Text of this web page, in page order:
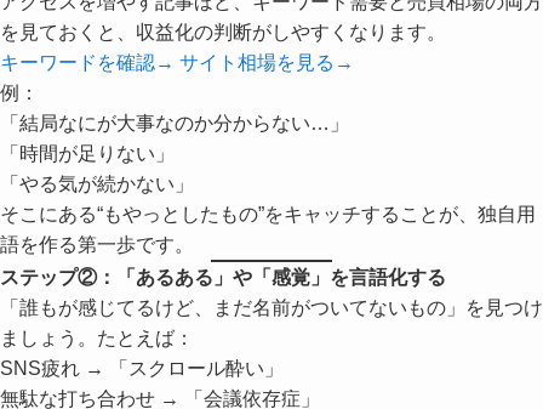
を見ておくと、収益化の判断がしやすくなります。
キーワードを確認→ サイト相場を見る →
例：
「結局なにが大事なのか分からない…」
「時間が足りない」
「やる気が続かない」
そこにある“もやっとしたもの”をキャッチすることが、独自用
語を作る第一歩です。
ステップ②：「あるある」や「感覚」を言語化する
「誰もが感じてるけど、まだ名前がついてないもの」を見つけ
ましょう。たとえば：
SNS疲れ → 「スクロール酔い」
無駄な打ち合わせ → 「会議依存症」